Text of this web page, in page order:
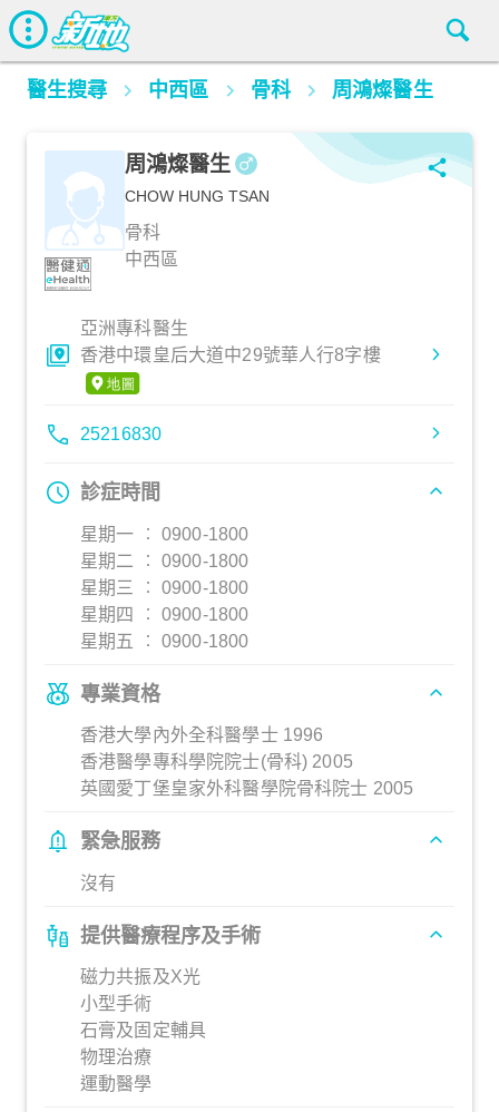
醫生搜尋 中西區 骨科 周鴻燦醫生
周鴻燦醫生
CHOW HUNG TSAN
骨科
中西區
亞洲專科醫生
香港中環皇后大道中29號華人行8字樓
25216830
診症時間
星期一 ︰ 0900-1800
星期二 ︰ 0900-1800
星期三 ︰ 0900-1800
星期四 ︰ 0900-1800
星期五 ︰ 0900-1800
專業資格
香港大學內外全科醫學士 1996
香港醫學專科學院院士(骨科) 2005
英國愛丁堡皇家外科醫學院骨科院士 2005
緊急服務
沒有
提供醫療程序及手術
磁力共振及X光
小型手術
石膏及固定輔具
物理治療
運動醫學